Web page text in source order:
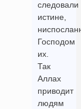
следовали
истине,
Господом
их.
Так
Аллах
приводит
людям